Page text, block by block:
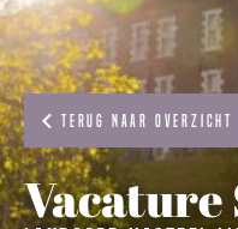
Terug naar overzicht
Vacature